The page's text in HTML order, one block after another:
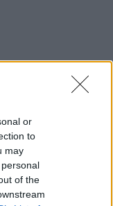
or
to
may
of the